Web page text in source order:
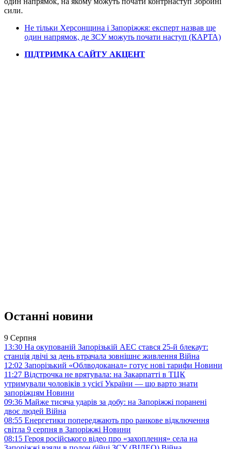
сили.
Не тільки Херсонщина і Запоріжжя: експерт назвав ще
один напрямок, де ЗСУ можуть почати наступ (КАРТА)
ПІДТРИМКА САЙТУ АКЦЕНТ
Останні новини
9 Серпня
13:30 На окупованій Запорізькій АЕС стався 25-й блекаут:
станція двічі за день втрачала зовнішнє живлення Війна
12:02 Запорізький «Облводоканал» готує нові тарифи Новини
11:27 Відстрочка не врятувала: на Закарпатті в ТЦК
утримували чоловіків з усієї України — що варто знати
запоріжцям Новини
09:36 Майже тисяча ударів за добу: на Запоріжжі поранені
двоє людей Війна
08:55 Енергетики попереджають про ранкове відключення
світла 9 серпня в Запоріжжі Новини
08:15 Героя російського відео про «захоплення» села на